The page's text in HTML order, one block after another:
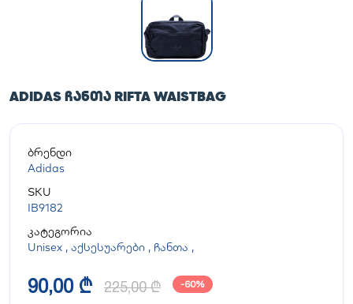
ADIDAS ᲩᲐᲜᲗᲐ RIFTA WAISTBAG
ბრენდი
Adidas
SKU
IB9182
კატეგორია
Unisex , აქსესუარები , ჩანთა ,
90,00 ₾ 225,00 ₾ -60%